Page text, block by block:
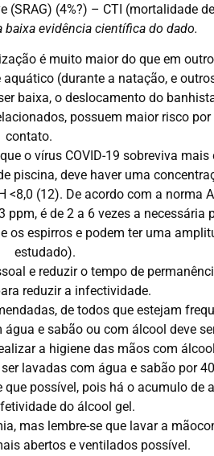
(SRAG) (4%?) – CTI (mortalidade
evidência científica do dado.
é muito maior do que em
(durante a natação, e
baixa, o deslocamento do
possuem maior risco
contato.
o vírus COVID-19 sobreviva
piscina, deve haver uma
(12). De acordo com a norma
é de 2 a 6 vezes a necessária
os espirros e podem ter uma
estudado).
e reduzir o tempo de
reduzir a infectividade.
de todos que estejam
e sabão ou com álcool deve
a higiene das mãos com
lavadas com água e sabão por
possível, pois há o acumulo de
do álcool gel.
mas lembre-se que lavar a
abertos e ventilados possível.